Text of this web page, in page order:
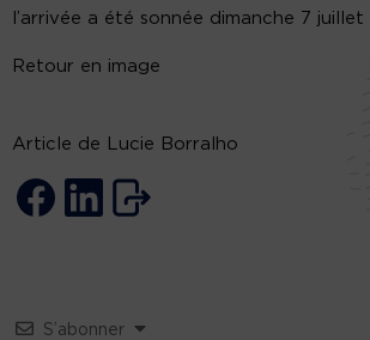
l’arrivée a été sonnée dimanche 7 juillet
Retour en image
Article de Lucie Borralho
S’abonner